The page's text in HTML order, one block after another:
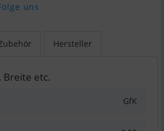
uns
Hersteller
Breite etc.
GfK